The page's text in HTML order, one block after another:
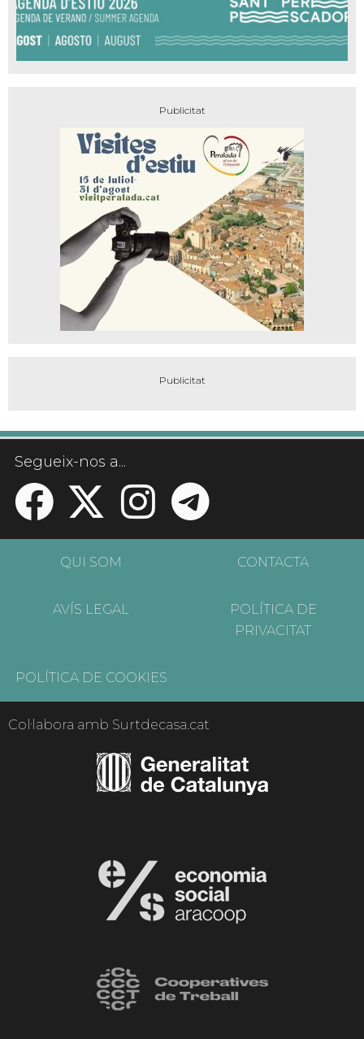
Segueix-nos a...
QUI SOM CONTACTA
AVÍS LEGAL
POLÍTICA DE
PRIVACITAT
POLÍTICA DE COOKIES
Col·labora amb Surtdecasa.cat